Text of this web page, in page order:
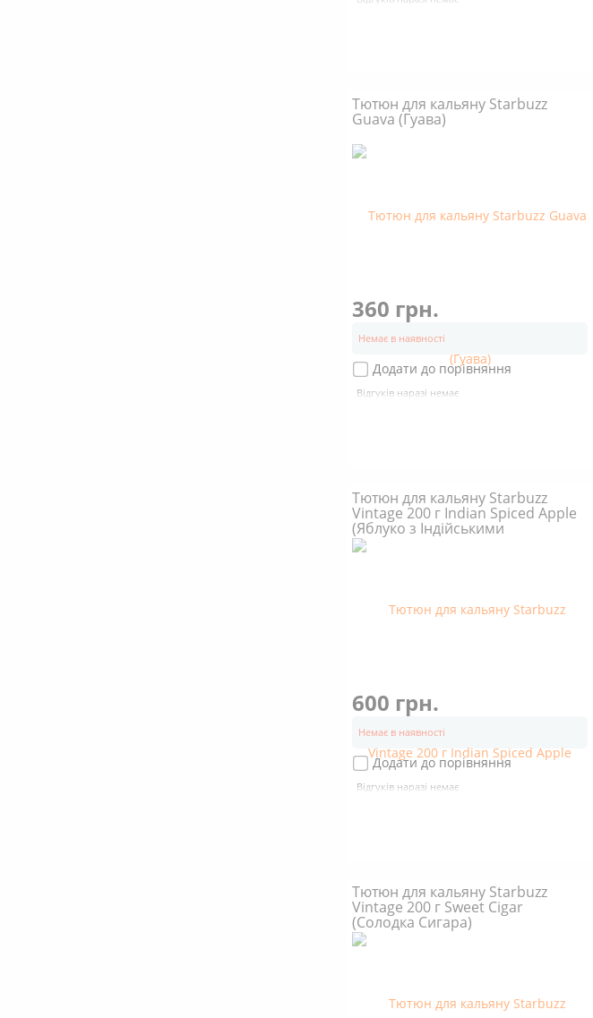
Тютюн для кальяну Starbuzz
Guava (Гуава)
360 грн.
Немає в наявності
Додати до порівняння
Відгуків наразі немає
Тютюн для кальяну Starbuzz
Vintage 200 г Indian Spiced Apple
(Яблуко з Індійськими
Прянощами)
600 грн.
Немає в наявності
Додати до порівняння
Відгуків наразі немає
Тютюн для кальяну Starbuzz
Vintage 200 г Sweet Cigar
(Солодка Сигара)